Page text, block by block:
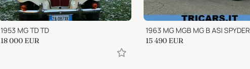
1953 MG TD TD
18 000 EUR
1963 MG MGB MG B ASI SPYDER
15 490 EUR